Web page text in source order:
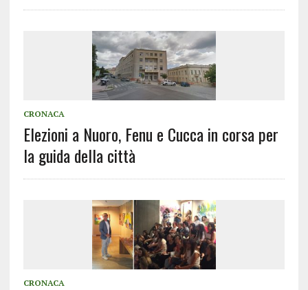
CRONACA
Elezioni a Nuoro, Fenu e Cucca in corsa per
la guida della città
CRONACA